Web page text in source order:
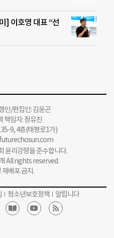
] 이호영 대표 “선
인/편집인: 김윤곤
책임자: 정유진
9, 4층(태평로1가)
윤리강령을 준수합니다.
All rights reserved.
재배포 금지.
청소년보호정책 알립니다